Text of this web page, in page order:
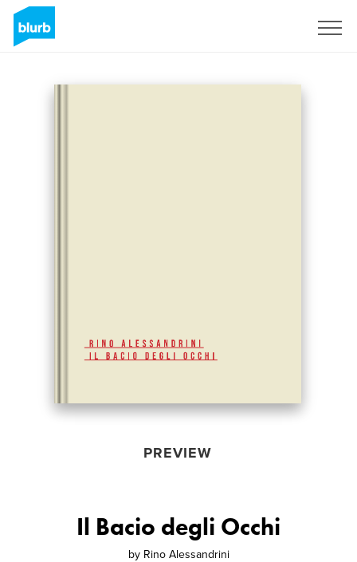
PREVIEW
Il Bacio degli Occhi
by Rino Alessandrini